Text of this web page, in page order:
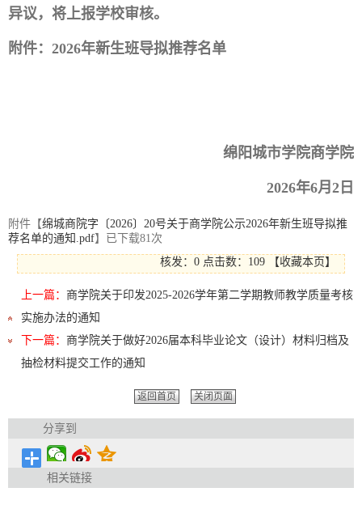
异议，将上报学校审核。
附件：2026年新生班导拟推荐名单
绵阳城市学院商学院
2026年6月2日
附件【绵城商院字〔2026〕20号关于商学院公示2026年新生班导拟推
荐名单的通知.pdf】已下载81次
核发：0 点击数： 109 【收藏本页 】
上一篇： 商学院关于印发2025-2026学年第二学期教师教学质量考核
实施办法的通知
下一篇： 商学院关于做好2026届本科毕业论文（设计）材料归档及
抽检材料提交工作的通知
返回首页 关闭页面
分享到
相关链接